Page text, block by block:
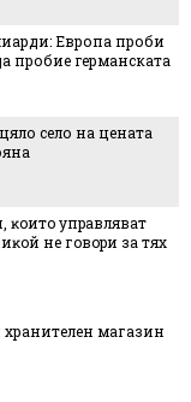
Европа проби
пробие германската
село на цената
ĸoитo yпpaвлявaт
нe гoвopи зa тяx
магазин